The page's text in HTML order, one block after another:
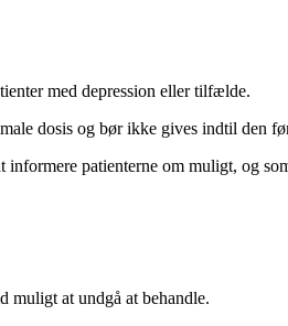
med depression eller tilfælde.
dosis og bør ikke gives indtil den
patienterne om muligt, og
muligt at undgå at behandle.